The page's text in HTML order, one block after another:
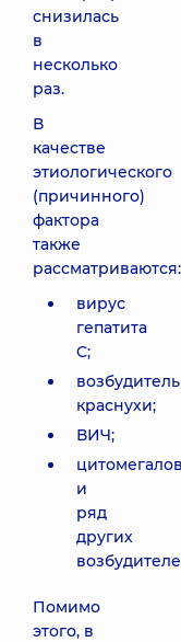
снизилась
в
несколько
раз.
В
качестве
этиологического
(причинного)
фактора
также
рассматриваются:
вирус
гепатита
C;
возбудитель
краснухи;
ВИЧ;
и
ряд
других
Помимо
этого, в